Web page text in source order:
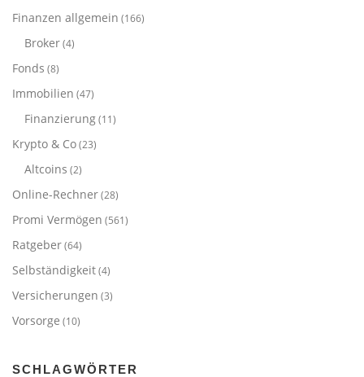
Finanzen allgemein (166)
Broker(4)
Fonds (8)
Immobilien (47)
Finanzierung(11)
Krypto & Co(23)
Altcoins (2)
Online-Rechner(28)
Promi Vermögen (561)
Ratgeber(64)
Selbständigkeit(4)
Versicherungen (3)
Vorsorge (10)
SCHLAGWÖRTER